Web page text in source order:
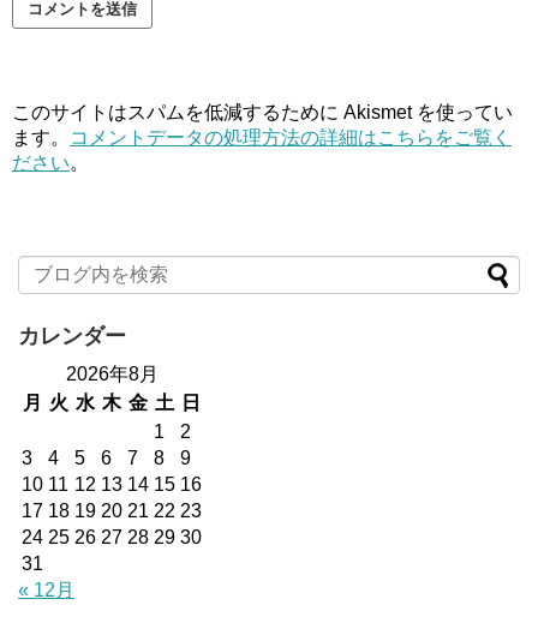
このサイトはスパムを低減するために Akismet を使ってい
ます。
コメントデータの処理方法の詳細はこちらをご覧く
ださい。
カレンダー
2026年8月
月
火 水 木 金 土
日
1
2
3
4 5 6 7 8
9
10 11 12 13 14 15 16
17 18 19 20 21 22 23
24 25 26 27 28 29 30
31
« 12月